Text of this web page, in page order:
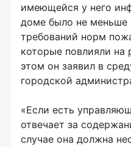
имеющейся у него
доме было не меньше
требований норм
которые повлияли на
этом он заявил в
городской
«Если есть
отвечает за
случае она должна